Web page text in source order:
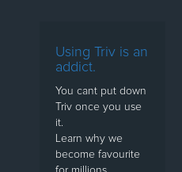
Using Triv is an
addict.
You cant put down
Triv once you use
it.
Learn why we
become favourite